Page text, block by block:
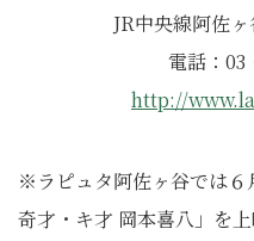
JR中央線阿佐
電話：03
http://
※ラピュタ阿佐ヶ谷では６
奇才・キ才 岡本喜八」を